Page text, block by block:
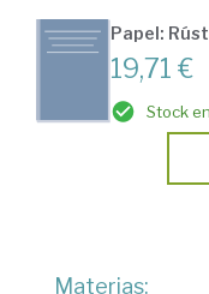
Papel:
19,71 €
Stock
Materias: